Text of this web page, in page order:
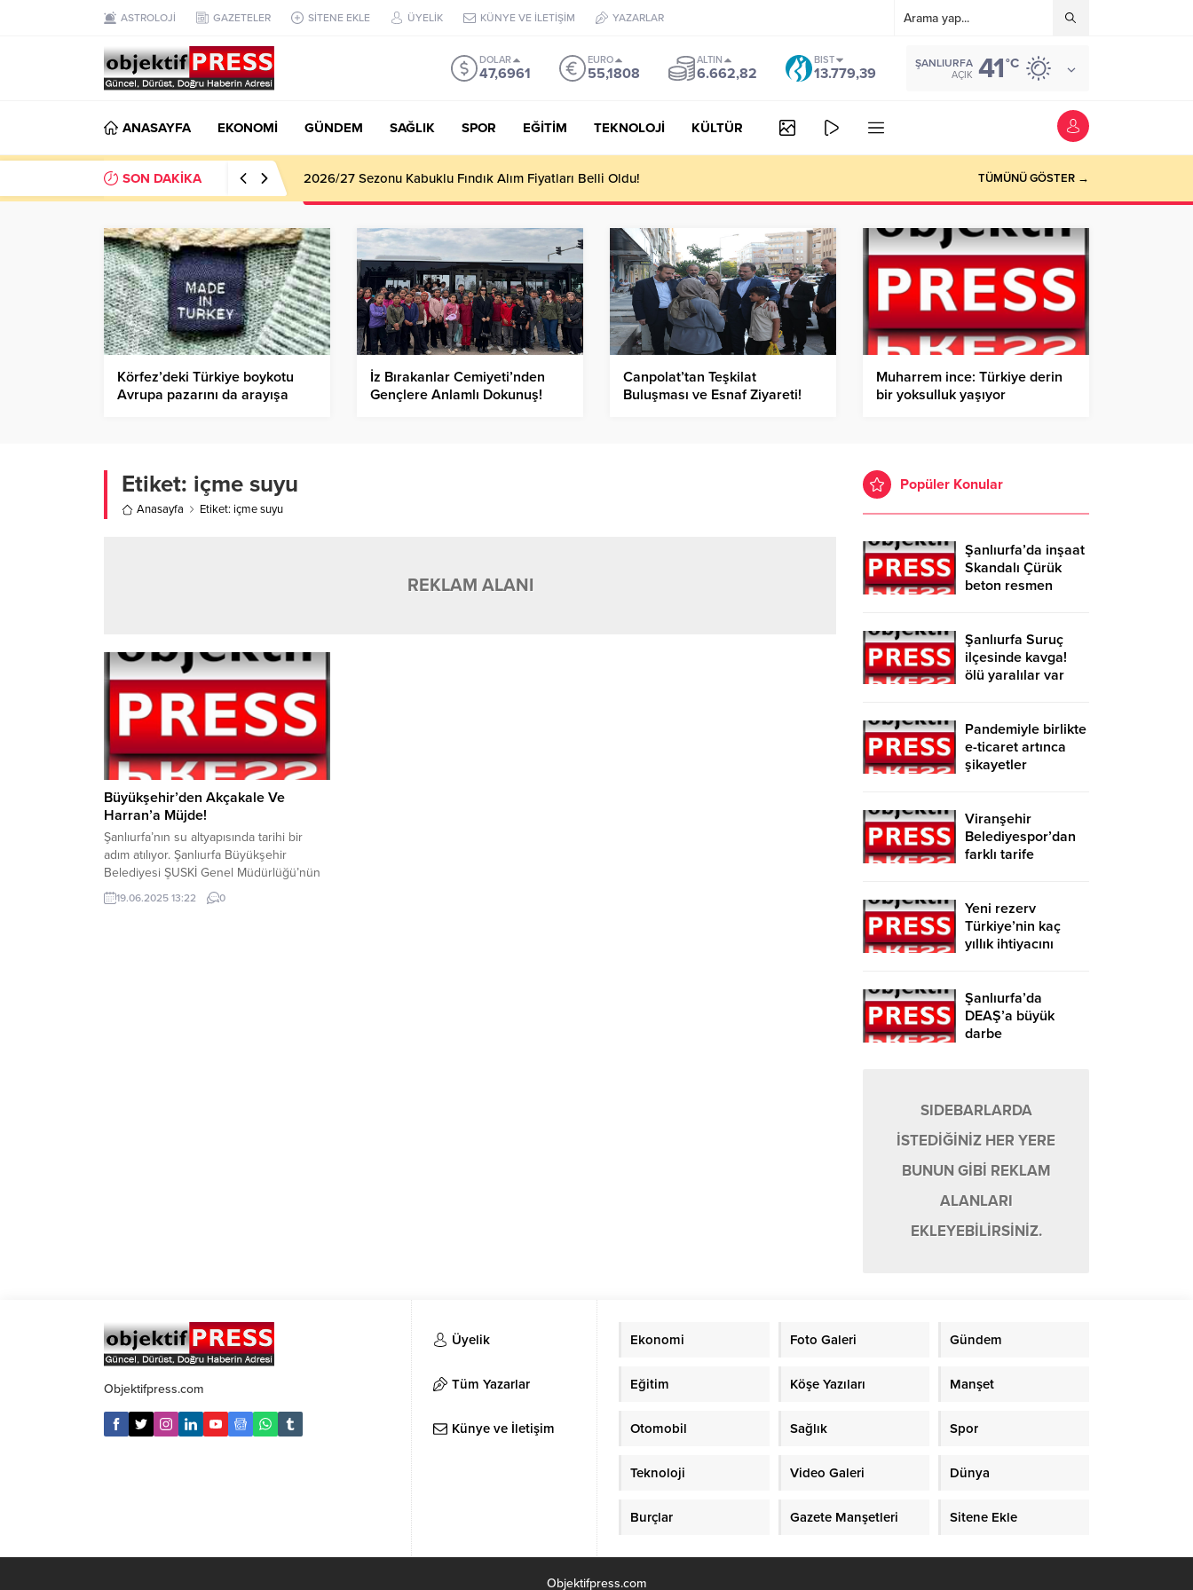
ASTROLOJİ GAZETELER SİTENE EKLE ÜYELİK KÜNYE VE İLETİŞİM YAZARLAR
DOLAR
47,6961
EURO
55,1808
ALTIN
6.662,82
BIST
13.779,39
ŞANLIURFA
AÇIK 41°C
ANASAYFA EKONOMİ GÜNDEM SAĞLIK SPOR EĞİTİM TEKNOLOJİ KÜLTÜR
SON DAKİKA 2026/27 Sezonu Kabuklu Fındık Alım Fiyatları Belli Oldu! TÜMÜNÜ GÖSTER →
Körfez’deki Türkiye boykotu
Avrupa pazarını da arayışa
İz Bırakanlar Cemiyeti’nden
Gençlere Anlamlı Dokunuş!
Canpolat’tan Teşkilat
Buluşması ve Esnaf Ziyareti!
Muharrem ince: Türkiye derin
bir yoksulluk yaşıyor
Etiket: içme suyu
Anasayfa Etiket: içme suyu
REKLAM ALANI
Büyükşehir’den Akçakale Ve
Harran’a Müjde!
Şanlıurfa’nın su altyapısında tarihi bir
adım atılıyor. Şanlıurfa Büyükşehir
Belediyesi ŞUSKİ Genel Müdürlüğü’nün
öncülüğünde, Avrupa Yatırım Bankası
(EIB) finansman ortaklığıyla, Dışişleri
19.06.2025 13:22 0
Popüler Konular
Şanlıurfa’da inşaat
Skandalı Çürük
beton resmen
Şanlıurfa Suruç
ilçesinde kavga!
ölü yaralılar var
Pandemiyle birlikte
e-ticaret artınca
şikayetler
Viranşehir
Belediyespor’dan
farklı tarife
Yeni rezerv
Türkiye’nin kaç
yıllık ihtiyacını
Şanlıurfa’da
DEAŞ’a büyük
darbe
SIDEBARLARDA
İSTEDİĞİNİZ HER YERE
BUNUN GİBİ REKLAM
ALANLARI
EKLEYEBİLİRSİNİZ.
Objektifpress.com
Üyelik
Tüm Yazarlar
Künye ve İletişim
Ekonomi Foto Galeri Gündem
Eğitim Köşe Yazıları Manşet
Otomobil Sağlık Spor
Teknoloji Video Galeri Dünya
Burçlar Gazete Manşetleri Sitene Ekle
Objektifpress.com